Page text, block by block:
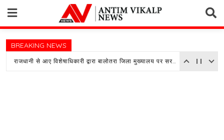
content
BREAKING NEWS
राजधानी से आए विशेषाधिकारी द्वारा बालोतरा जिला मुख्यालय पर सरकारी अस्पताल का किया औचक निरीक्षण